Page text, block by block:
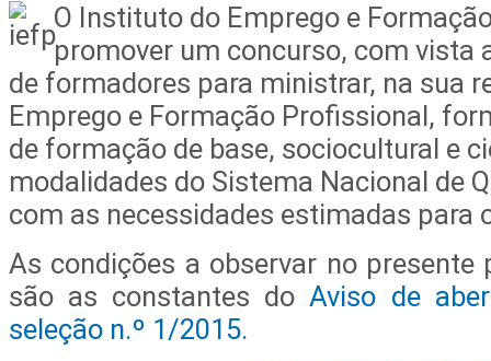
O Instituto do Emprego e
promover um concurso, com vista
de formadores para ministrar, na sua
Emprego e Formação Profissional,
de formação de base, sociocultural e
modalidades do Sistema Nacional de
com as necessidades estimadas para
As condições a observar no presente
são as constantes doAviso de
seleção n.º 1/2015.